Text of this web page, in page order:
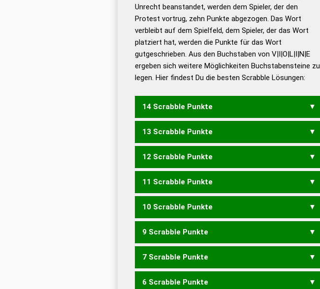
Duden – Standardwerk in 12
Bänden
Duden – Richtiges und gutes
Deutsch
Duden – Die deutsche Grammatik
Duden – Deutsches
Universalwörterbuch
Unrecht beanstandet, werden dem Spieler, der den
Protest vortrug, zehn Punkte abgezogen. Das Wort
verbleibt auf dem Spielfeld, dem Spieler, der das Wort
platziert hat, werden die Punkte für das Wort
gutgeschrieben. Aus den Buchstaben von V|I|O|L|I|N|E
ergeben sich weitere Möglichkeiten Buchstabensteine zu
legen. Hier findest Du die besten Scrabble Lösungen:
14 Scrabble Punkte
OLIVINE
13 Scrabble Punkte
OLIVEN OLIVIN VIOLEN
12 Scrabble Punkte
OLIVE VIOLE VOILE
11 Scrabble Punkte
LOVE OLIV VELO LIVEN
10 Scrabble Punkte
LIVE VIEL
9 Scrabble Punkte
VON
7 Scrabble Punkte
OLEIN
6 Scrabble Punkte